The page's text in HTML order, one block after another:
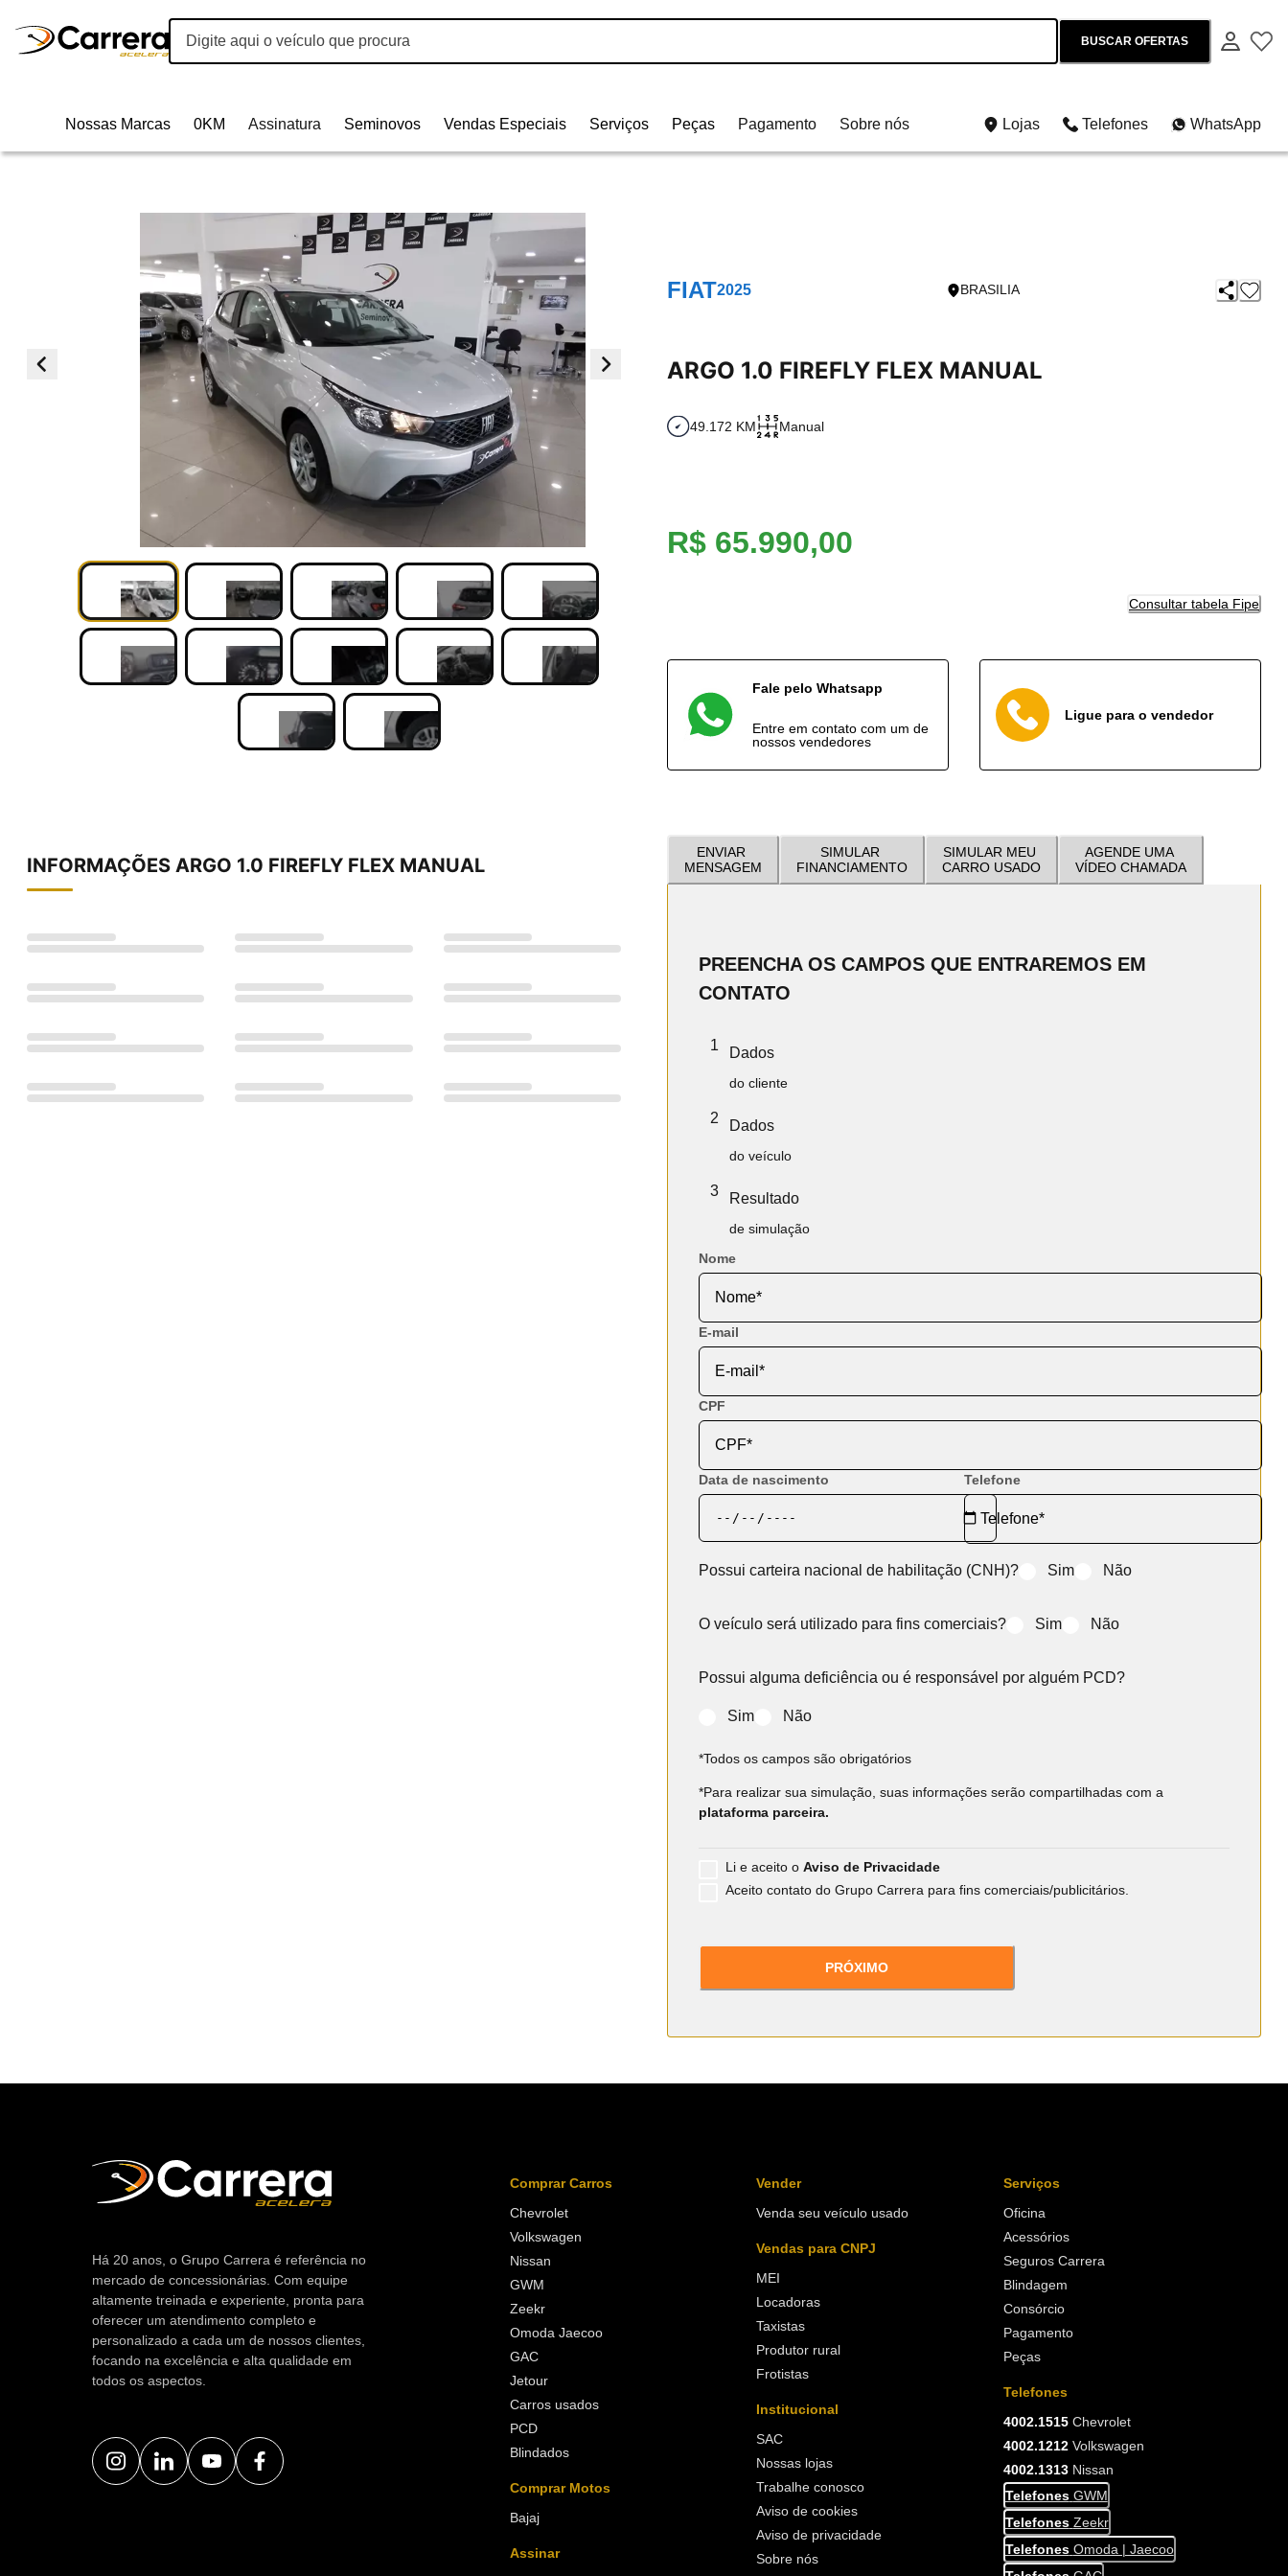
BUSCAR OFERTAS
Nossas Marcas 0KM Assinatura Seminovos Vendas Especiais Serviços Peças Pagamento Sobre nós Lojas Telefones WhatsApp
FIAT2025 BRASILIA
ARGO 1.0 FIREFLY FLEX MANUAL
49.172 KM Manual
R$ 65.990,00
Consultar tabela Fipe
Fale pelo Whatsapp
Entre em contato com um de
nossos vendedores
Ligue para o vendedor
INFORMAÇÕES ARGO 1.0 FIREFLY FLEX MANUAL
ENVIAR
MENSAGEM
SIMULAR
FINANCIAMENTO
SIMULAR MEU
CARRO USADO
AGENDE UMA
VÍDEO CHAMADA
PREENCHA OS CAMPOS QUE ENTRAREMOS EM
CONTATO
1 Dados
do cliente
2 Dados
do veículo
3 Resultado
de simulação
Nome
E-mail
CPF
Data de nascimento Telefone
Possui carteira nacional de habilitação (CNH)? Sim Não
O veículo será utilizado para fins comerciais? Sim Não
Possui alguma deficiência ou é responsável por alguém PCD?
Sim Não
*Todos os campos são obrigatórios
*Para realizar sua simulação, suas informações serão compartilhadas com a
plataforma parceira.
Li e aceito o Aviso de Privacidade
Aceito contato do Grupo Carrera para fins comerciais/publicitários.
PRÓXIMO
Há 20 anos, o Grupo Carrera é referência no
mercado de concessionárias. Com equipe
altamente treinada e experiente, pronta para
oferecer um atendimento completo e
personalizado a cada um de nossos clientes,
focando na excelência e alta qualidade em
todos os aspectos.
Comprar Carros
Chevrolet
Volkswagen
Nissan
GWM
Zeekr
Omoda Jaecoo
GAC
Jetour
Carros usados
PCD
Blindados
Comprar Motos
Bajaj
Assinar
Vender
Venda seu veículo usado
Vendas para CNPJ
MEI
Locadoras
Taxistas
Produtor rural
Frotistas
Institucional
SAC
Nossas lojas
Trabalhe conosco
Aviso de cookies
Aviso de privacidade
Sobre nós
Serviços
Oficina
Acessórios
Seguros Carrera
Blindagem
Consórcio
Pagamento
Peças
Telefones
4002.1515Chevrolet
4002.1212Volkswagen
4002.1313Nissan
Telefones GWM
Telefones Zeekr
Telefones Omoda | Jaecoo